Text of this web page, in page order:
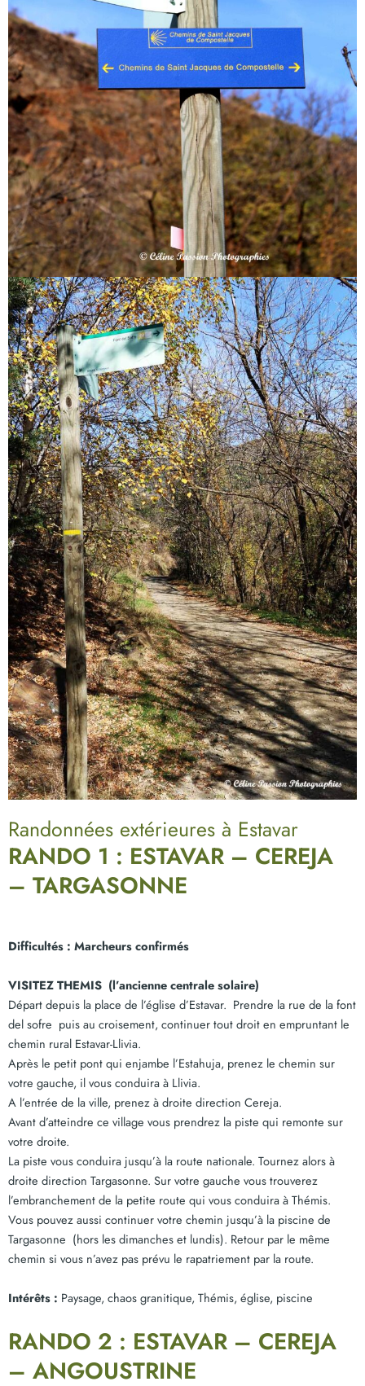
Randonnées extérieures à Estavar
RANDO 1 : ESTAVAR – CEREJA
– TARGASONNE
Difficultés : Marcheurs confirmés
VISITEZ THEMIS (l’ancienne centrale solaire)
Départ depuis la place de l’église d’Estavar. Prendre la rue de la font
del sofre puis au croisement, continuer tout droit en empruntant le
chemin rural Estavar-Llivia.
Après le petit pont qui enjambe l’Estahuja, prenez le chemin sur
votre gauche, il vous conduira à Llivia.
A l’entrée de la ville, prenez à droite direction Cereja.
Avant d’atteindre ce village vous prendrez la piste qui remonte sur
votre droite.
La piste vous conduira jusqu’à la route nationale. Tournez alors à
droite direction Targasonne. Sur votre gauche vous trouverez
l’embranchement de la petite route qui vous conduira à Thémis.
Vous pouvez aussi continuer votre chemin jusqu’à la piscine de
Targasonne (hors les dimanches et lundis). Retour par le même
chemin si vous n’avez pas prévu le rapatriement par la route.
Intérêts : Paysage, chaos granitique, Thémis, église, piscine
RANDO 2 : ESTAVAR – CEREJA
– ANGOUSTRINE